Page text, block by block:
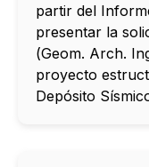
partir del
presentar la
(Geom. Arch.
proyecto
Depósito